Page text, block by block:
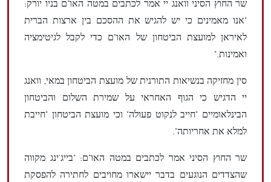
שר החוץ הסיני וואנג יי אמר לכתבים במטה האו"ם בניו יורק:
"אנו מאמינים כי יש להגיש את ההסכם בין ארצות הברית
לאיראן למועצת הביטחון של האו"ם כדי לקבל לגיטימציה
ואמינות."
סין מחזיקה בנשיאות התורנית של מועצת הביטחון במאי, וואנג
יי הדגיש כי הגוף האחראי על שמירת השלום והביטחון
הבינלאומיים "חייב לנקוט פעולה" וכי מועצת הביטחון "חייבת
למלא את אחריותה".
שר החוץ הסיני אמר לכתבים במטה האו"ם: "בייג'ינג מקווה
שהצדדים הנוגעים בדבר יישארו מחויבים לחתירה להפסקת